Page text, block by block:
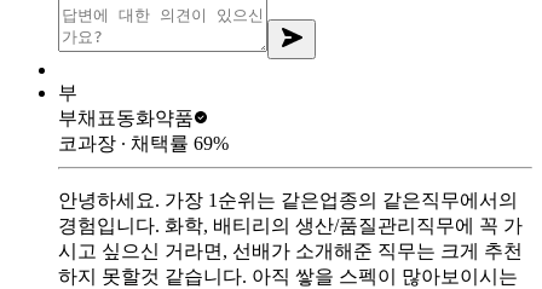
부
부채표동화약품
코과장 ∙ 채택률 69%
안녕하세요. 가장 1순위는 같은업종의 같은직무에서의
경험입니다. 화학, 배티리의 생산/품질관리직무에 꼭 가
시고 싶으신 거라면, 선배가 소개해준 직무는 크게 추천
하지 못할것 같습니다. 아직 쌓을 스펙이 많아보이시는